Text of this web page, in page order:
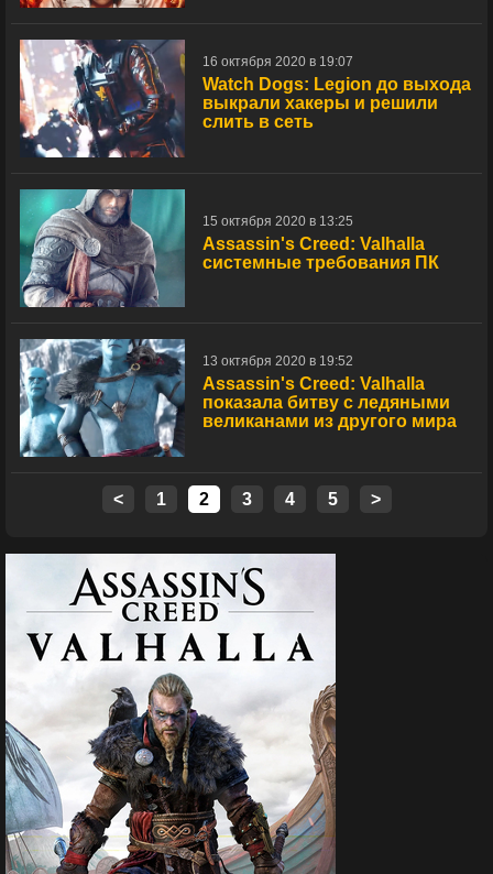
16 октября 2020 в 19:07
Watch Dogs: Legion до выхода
выкрали хакеры и решили
слить в сеть
15 октября 2020 в 13:25
Assassin's Creed: Valhalla
системные требования ПК
13 октября 2020 в 19:52
Assassin's Creed: Valhalla
показала битву с ледяными
великанами из другого мира
< 1 2 3 4 5 >